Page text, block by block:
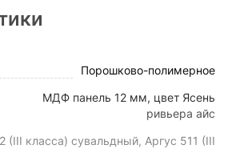
Порошково-полимерное
МДФ панель 12 мм, цвет Ясень
ривьера айс
(III класса) сувальдный, Аргус 511 (III